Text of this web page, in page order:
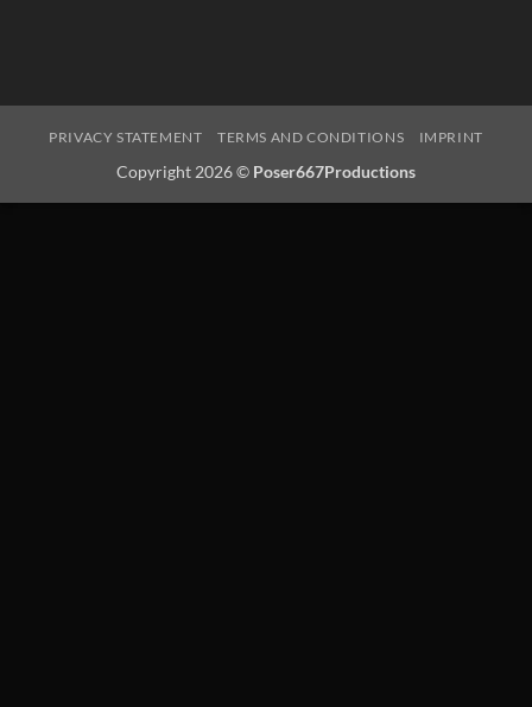
PRIVACY STATEMENT TERMS AND CONDITIONS IMPRINT
Copyright 2026 © Poser667Productions